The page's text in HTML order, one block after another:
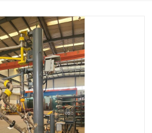
LNG鹤管
潜油泵鹤管
输油臂
汽车鹤管